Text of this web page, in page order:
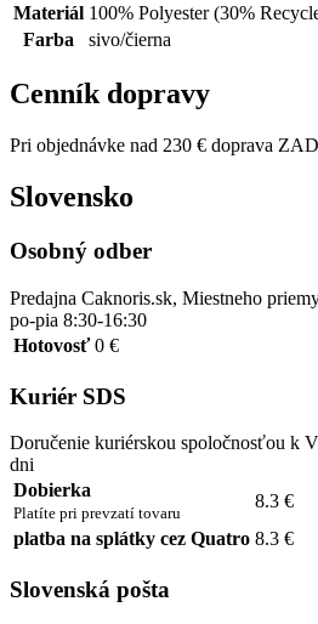
Materiál 100% Polyester (30%
Farba
sivo/čierna
Cenník dopravy
Pri objednávke nad 230 € doprava
Slovensko
Osobný odber
Predajna Caknoris.sk, Miestneho
po-pia 8:30-16:30
Hotovosť 0 €
Kuriér SDS
Doručenie kuriérskou spoločnosťou k
dni
Dobierka
Platíte pri prevzatí tovaru
8.3 €
platba na splátky cez Quatro 8.3 €
Slovenská pošta